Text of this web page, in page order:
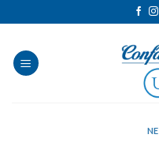
ai
contenuti